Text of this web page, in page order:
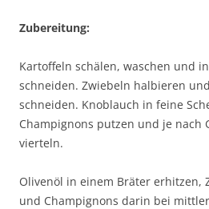
Zubereitung:
Kartoffeln schälen, waschen und
schneiden. Zwiebeln halbieren
schneiden. Knoblauch in feine
Champignons putzen und je nach
vierteln.
Olivenöl in einem Bräter erhitzen,
und Champignons darin bei